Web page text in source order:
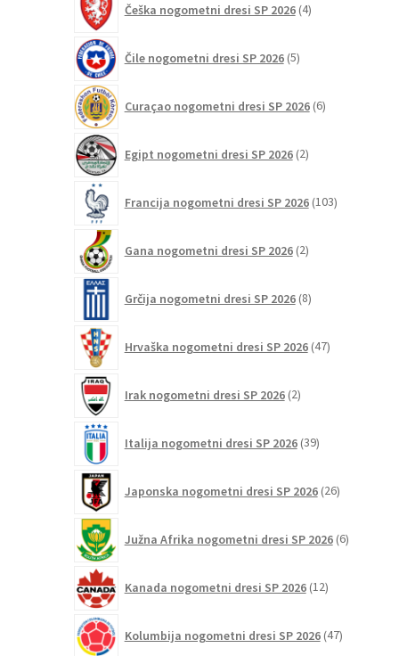
Češka nogometni dresi SP 2026 4izdelki
Čile nogometni dresi SP 2026 5izdelkov
Curaçao nogometni dresi SP 2026 6izdelkov
Egipt nogometni dresi SP 2026 2izdelka
Francija nogometni dresi SP 2026 103izdelki
Gana nogometni dresi SP 2026 2izdelka
Grčija nogometni dresi SP 2026 8izdelkov
Hrvaška nogometni dresi SP 2026 47izdelkov
Irak nogometni dresi SP 2026 2izdelka
Italija nogometni dresi SP 2026 39izdelkov
Japonska nogometni dresi SP 2026 26izdelkov
Južna Afrika nogometni dresi SP 2026 6izdelkov
Kanada nogometni dresi SP 2026 12izdelkov
Kolumbija nogometni dresi SP 2026 47izdelkov